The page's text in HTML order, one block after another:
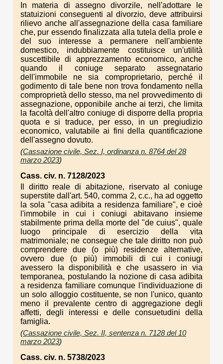
In materia di assegno divorzile, nell'adottare le
statuizioni conseguenti al divorzio, deve attribuirsi
rilievo anche all'assegnazione della casa familiare
che, pur essendo finalizzata alla tutela della prole e
del suo interesse a permanere nell'ambiente
domestico, indubbiamente costituisce un'utilità
suscettibile di apprezzamento economico, anche
quando il coniuge separato assegnatario
dell'immobile ne sia comproprietario, perché il
godimento di tale bene non trova fondamento nella
comproprietà dello stesso, ma nel provvedimento di
assegnazione, opponibile anche ai terzi, che limita
la facoltà dell'altro coniuge di disporre della propria
quota e si traduce, per esso, in un pregiudizio
economico, valutabile ai fini della quantificazione
dell'assegno dovuto.
(Cassazione civile, Sez. I, ordinanza n. 8764 del 28
marzo 2023)
Cass. civ. n. 7128/2023
Il diritto reale di abitazione, riservato al coniuge
superstite dall'art. 540, comma 2, c.c., ha ad oggetto
la sola "casa adibita a residenza familiare", e cioè
l'immobile in cui i coniugi abitavano insieme
stabilmente prima della morte del "de cuius", quale
luogo principale di esercizio della vita
matrimoniale; ne consegue che tale diritto non può
comprendere due (o più) residenze alternative,
ovvero due (o più) immobili di cui i coniugi
avessero la disponibilità e che usassero in via
temporanea, postulando la nozione di casa adibita
a residenza familiare comunque l'individuazione di
un solo alloggio costituente, se non l'unico, quanto
meno il prevalente centro di aggregazione degli
affetti, degli interessi e delle consuetudini della
famiglia.
(Cassazione civile, Sez. II, sentenza n. 7128 del 10
marzo 2023)
Cass. civ. n. 5738/2023